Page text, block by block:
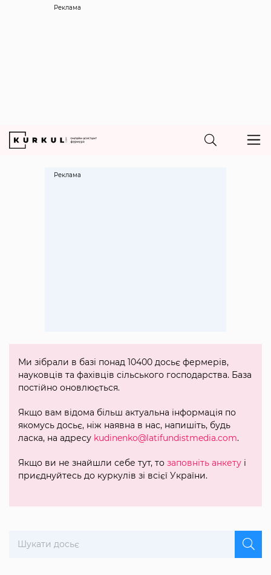
Реклама
Ми зібрали в базі понад 10400 досьє фермерів,
науковців та фахівців сільського господарства. База
постійно оновлюється.
Якщо вам відома більш актуальна інформація по
якомусь досьє, ніж наявна в нас, напишіть, будь
ласка, на адресу kudinenko@latifundistmedia.com.
Якщо ви не знайшли себе тут, то заповніть анкету і
приєднуйтесь до куркулів зі всієї України.
Реклама